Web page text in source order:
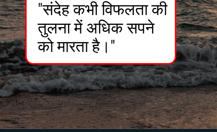
"संदेह कभी विफलता की
तुलना में अधिक सपने
को मारता है।"